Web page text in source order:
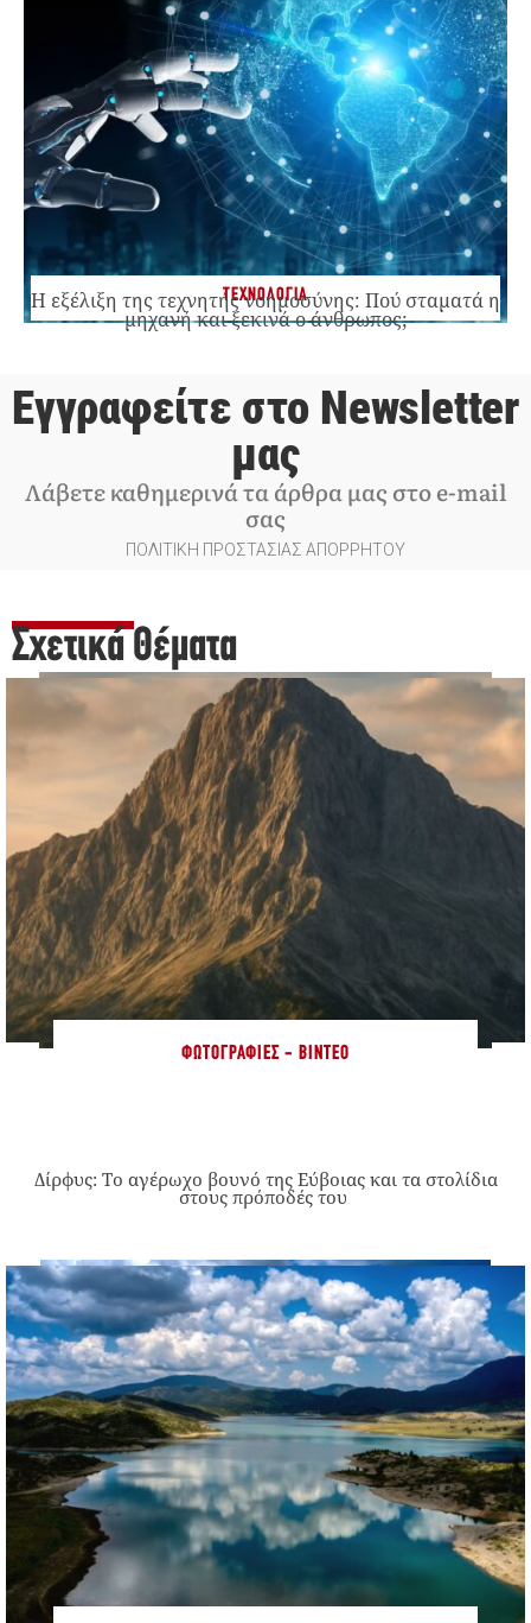
ΤΕΧΝΟΛΟΓΙΑ
Η εξέλιξη της τεχνητής νοημοσύνης: Πού σταματά η
μηχανή και ξεκινά ο άνθρωπος;
Εγγραφείτε στο Newsletter
μας
Λάβετε καθημερινά τα άρθρα μας στο e-mail
σας
ΠΟΛΙΤΙΚΗ ΠΡΟΣΤΑΣΙΑΣ ΑΠΟΡΡΗΤΟΥ
Σχετικά Θέματα
ΦΩΤΟΓΡΑΦΊΕΣ - ΒΊΝΤΕΟ
Δίρφυς: Το αγέρωχο βουνό της Εύβοιας και τα στολίδια
στους πρόποδές του